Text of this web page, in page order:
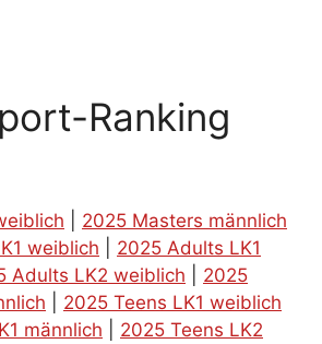
Ranking
2025 Masters männlich
weiblich
2025 Adults LK1
Adults LK2 weiblich
2025
2025 Teens LK1 weiblich
männlich
2025 Teens LK2